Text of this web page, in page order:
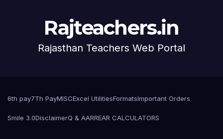
Rajteachers.in
Rajasthan Teachers Web Portal
6th pay7Th PayMISCExcel UtilitiesFormatsImportant Orders
Smile 3.0DisclaimerQ & AARREAR CALCULATORS